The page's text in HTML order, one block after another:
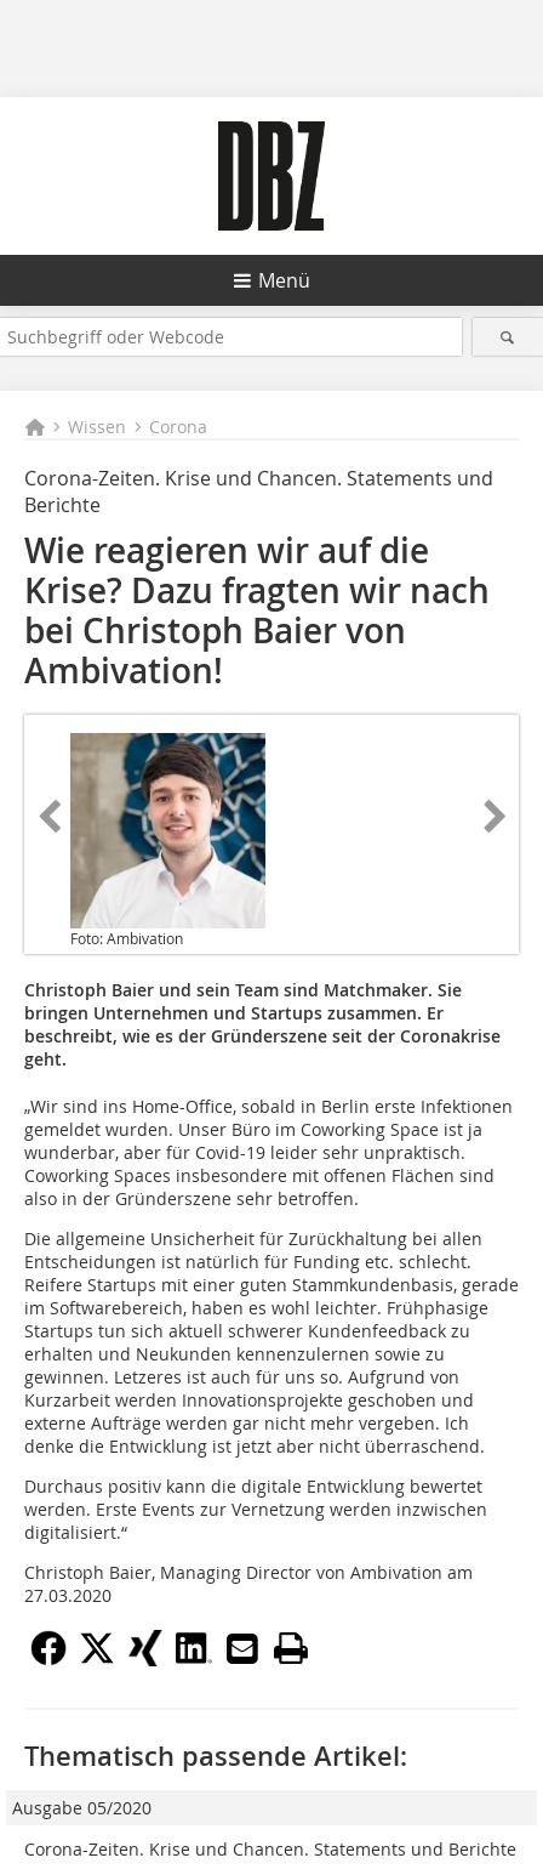
Menü
Wissen Corona
Corona-Zeiten. Krise und Chancen. Statements und
Berichte
Wie reagieren wir auf die
Krise? Dazu fragten wir nach
bei Christoph Baier von
Ambivation!
Foto: Ambivation
Christoph Baier und sein Team sind Matchmaker. Sie
bringen Unternehmen und Startups zusammen. Er
beschreibt, wie es der Gründerszene seit der Coronakrise
geht.
„Wir sind ins Home-Office, sobald in Berlin erste Infektionen
gemeldet wurden. Unser Büro im Coworking Space ist ja
wunderbar, aber für Covid-19 leider sehr unpraktisch.
Coworking Spaces insbesondere mit offenen Flächen sind
also in der Gründerszene sehr betroffen.
Die allgemeine Unsicherheit für Zurückhaltung bei allen
Entscheidungen ist natürlich für Funding etc. schlecht.
Reifere Startups mit einer guten Stammkundenbasis, gerade
im Softwarebereich, haben es wohl leichter. Frühphasige
Startups tun sich aktuell schwerer Kundenfeedback zu
erhalten und Neukunden kennenzulernen sowie zu
gewinnen. Letzeres ist auch für uns so. Aufgrund von
Kurzarbeit werden Innovationsprojekte geschoben und
externe Aufträge werden gar nicht mehr vergeben. Ich
denke die Entwicklung ist jetzt aber nicht überraschend.
Durchaus positiv kann die digitale Entwicklung bewertet
werden. Erste Events zur Vernetzung werden inzwischen
digitalisiert.“
Christoph Baier, Managing Director von Ambivation am
27.03.2020
Thematisch passende Artikel:
Ausgabe 05/2020
Corona-Zeiten. Krise und Chancen. Statements und Berichte